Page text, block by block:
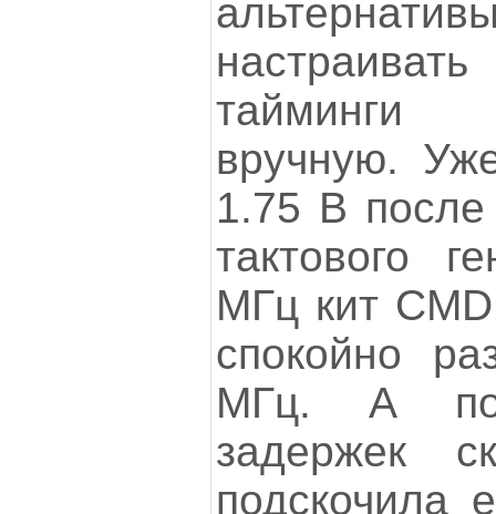
тайминги
вручную.
1.75 В после
тактового
МГц кит
спокойно
МГц. А
задержек